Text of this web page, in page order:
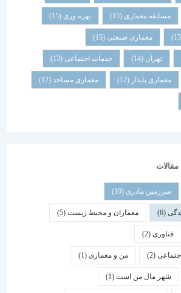
معماری (15) بهره وری(15)
معماری صنعتی(15)
خدمات اجتماعی (13)
پایدار (12) معماری مساجد(12)
مادری(10)
معماران و محیط زیست(5)
(2)
(2) من و معماری (1)
من است(1)